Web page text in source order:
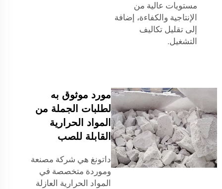
مستويات عالية من
الإنتاجية والكفاءة، إضافة
إلى تقليل تكاليف
التشغيل.
مورد موثوق به
لطلبات الجملة من
المواد الحرارية
القابلة للصب
داتونغ هي شركة مصنعة
وموردة متخصصة في
المواد الحرارية العازلة